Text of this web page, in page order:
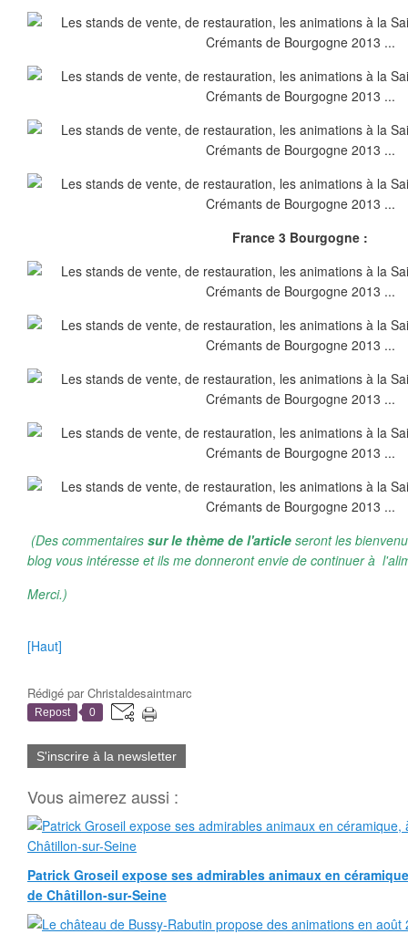
France 3 Bourgogne :
(Des commentaires sur le thème de l'article seront les
blog vous intéresse et ils me donneront envie de continuer à
Merci.)
[Haut]
Rédigé parChristaldesaintmarc
Repost 0
S'inscrire à la newsletter
Vous aimerez aussi :
Patrick Groseil expose ses admirables animaux en
de Châtillon-sur-Seine